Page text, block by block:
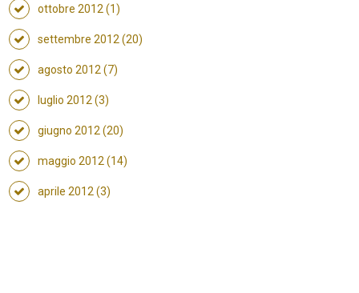
ottobre 2012 (1)
settembre 2012 (20)
agosto 2012 (7)
luglio 2012 (3)
giugno 2012 (20)
maggio 2012 (14)
aprile 2012 (3)